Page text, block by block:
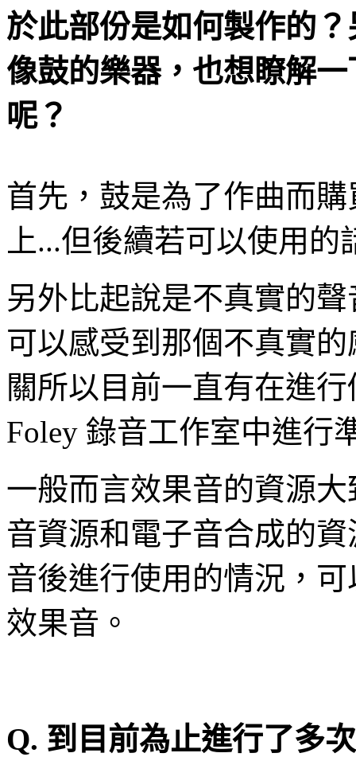
於此部份是如何製作的？
像鼓的樂器，也想瞭解
呢？
首先，鼓是為了作曲而
上...但後續若可以使用的
另外比起說是不真實的
可以感受到那個不真實
關所以目前一直有在進
Foley 錄音工作室中進行
一般而言效果音的資源
音資源和電子音合成的
音後進行使用的情況，
效果音。
Q. 到目前為止進行了多